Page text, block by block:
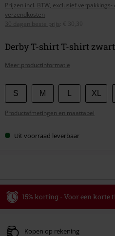
Prijzen incl. BTW, exclusief verpakkings-
verzendkosten
30 dagen beste prijs
€ 30,39
Derby T-shirt T-shirt
Meer productinformatie
Kies
je
maat
S M XL
Productafmetingen en maattabel
Uit voorraad leverbaar
15% korting - Voor een korte
Geldig t/m 09-08-2026
Kopen op rekening